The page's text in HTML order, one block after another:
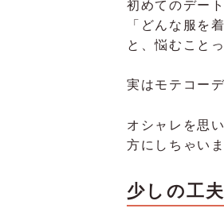
初めてのデー
「どんな服を
と、悩むこと
実はモテコー
オシャレを思
方にしちゃい
少しの工